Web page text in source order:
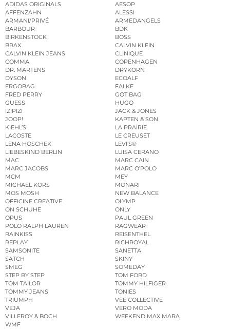
ADIDAS ORIGINALS
AESOP
AFFENZAHN
ALESSI
ARMANI/PRIVÉ
ARMEDANGELS
BARBOUR
BDK
BIRKENSTOCK
BOSS
BRAX
CALVIN KLEIN
CALVIN KLEIN JEANS
CLINIQUE
COMMA
COPENHAGEN
DR. MARTENS
DRYKORN
DYSON
ECOALF
ERGOBAG
FALKE
FRED PERRY
GOT BAG
GUESS
HUGO
IZIPIZI
JACK & JONES
JOOP!
KAPTEN & SON
KIEHL’S
LA PRAIRIE
LACOSTE
LE CREUSET
LENA HOSCHEK
LEVI’S®
LIEBESKIND BERLIN
LUISA CERANO
MAC
MARC CAIN
MARC JACOBS
MARC O’POLO
MCM
MEY
MICHAEL KORS
MONARI
MOS MOSH
NEW BALANCE
OFFICINE CREATIVE
OLYMP
ON SCHUHE
ONLY
OPUS
PAUL GREEN
POLO RALPH LAUREN
RAGWEAR
RAINKISS
REISENTHEL
REPLAY
RICHROYAL
SAMSONITE
SANETTA
SATCH
SKINY
SMEG
SOMEDAY
STEP BY STEP
TOM FORD
TOM TAILOR
TOMMY HILFIGER
TOMMY JEANS
TONIES
TRIUMPH
VEE COLLECTIVE
VEJA
VERO MODA
VILLEROY & BOCH
WEEKEND MAX MARA
WMF